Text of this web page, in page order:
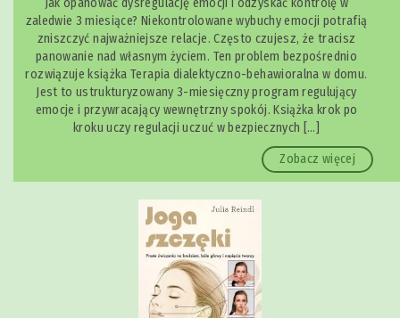
Jak opanować dysregulację emocji i odzyskać kontrolę w
zaledwie 3 miesiące? Niekontrolowane wybuchy emocji potrafią
zniszczyć najważniejsze relacje. Często czujesz, że tracisz
panowanie nad własnym życiem. Ten problem bezpośrednio
rozwiązuje książka Terapia dialektyczno-behawioralna w domu.
Jest to ustrukturyzowany 3-miesięczny program regulujący
emocje i przywracający wewnętrzny spokój. Książka krok po
kroku uczy regulacji uczuć w bezpiecznych […]
Zobacz więcej